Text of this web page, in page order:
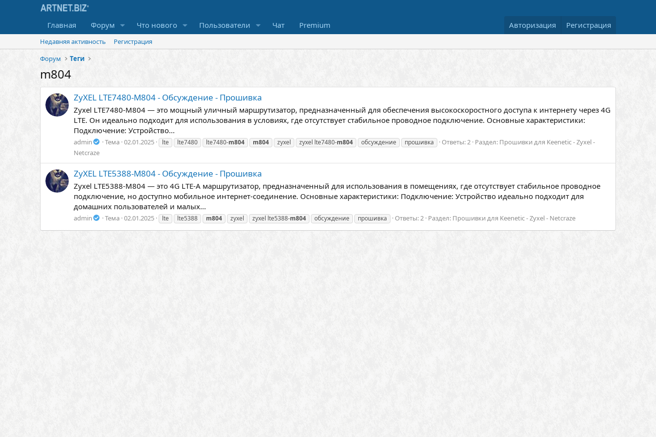
Главная Форум Что нового Пользователи Чат Premium Авторизация Регистрация
Недавняя активность
Регистрация
Форум
Теги
m804
ZyXEL LTE7480-M804 - Обсуждение - Прошивка
Zyxel LTE7480-M804 — это мощный уличный маршрутизатор, предназначенный для обеспечения высокоскоростного доступа к интернету через 4G
LTE. Он идеально подходит для использования в условиях, где отсутствует стабильное проводное подключение. Основные характеристики:
Подключение: Устройство...
admin Тема 02.01.2025 lte lte7480 lte7480-m804 m804 zyxel zyxel lte7480-m804 обсуждение прошивка Ответы: 2 Раздел: Прошивки для Keenetic - Zyxel -
Netcraze
ZyXEL LTE5388-M804 - Обсуждение - Прошивка
Zyxel LTE5388-M804 — это 4G LTE-A маршрутизатор, предназначенный для использования в помещениях, где отсутствует стабильное проводное
подключение, но доступно мобильное интернет-соединение. Основные характеристики: Подключение: Устройство идеально подходит для
домашних пользователей и малых...
admin Тема 02.01.2025 lte lte5388 m804 zyxel zyxel lte5388-m804 обсуждение прошивка Ответы: 2 Раздел: Прошивки для Keenetic - Zyxel - Netcraze